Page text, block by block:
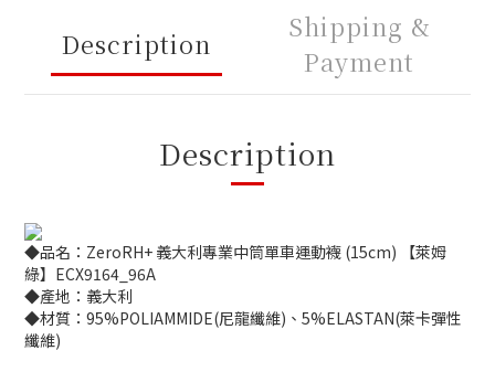
Description
Shipping &
Payment
Description
◆品名：ZeroRH+ 義大利專業中筒單車運動襪 (15cm) 【萊姆
綠】ECX9164_96A
◆產地：義大利
◆材質：95%POLIAMMIDE(尼龍纖維)、5%ELASTAN(萊卡彈性
纖維)